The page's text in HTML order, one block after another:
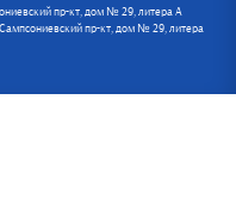
пр-кт, дом № 29, литера А
пр-кт, дом № 29, литера